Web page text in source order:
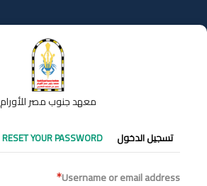
إلى
المحتوى
معهد جنوب مصر للأورام
التبويبات
الأساسية
تسجيل الدخول RESET YOUR PASSWORD
Username or email address